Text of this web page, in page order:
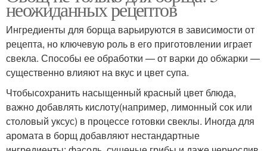
неожиданных рецептов
Ингредиенты для борща варьируются в зависимости от
рецепта, но ключевую роль в его приготовлении играет
свекла. Способы ее обработки — от варки до обжарки —
существенно влияют на вкус и цвет супа.
Чтобысохранить насыщенный красный цвет блюда,
важно добавлять кислоту(например, лимонный сок или
столовый уксус) в процессе готовки свеклы. Иногда для
аромата в борщ добавляют нестандартные